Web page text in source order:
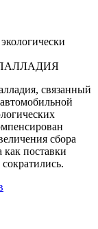
связанный
сбора
как поставки